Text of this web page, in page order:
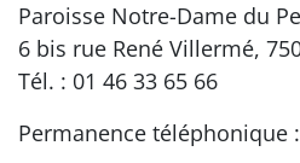
Paroisse Notre-Dame du
6 bis rue René Villermé,
Tél. : 01 46 33 65 66
Permanence téléphonique :